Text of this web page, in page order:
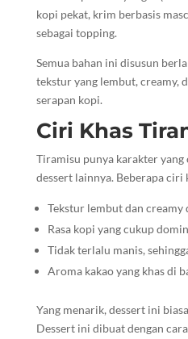
kopi pekat, krim berbasis
sebagai topping.
Semua bahan ini disusun
tekstur yang lembut, creamy,
serapan kopi.
Ciri Khas
Tiramisu punya karakter
dessert lainnya. Beberapa ciri
Tekstur lembut dan creamy
Rasa kopi yang cukup
Tidak terlalu manis,
Aroma kakao yang khas di
Yang menarik, dessert ini
Dessert ini dibuat dengan